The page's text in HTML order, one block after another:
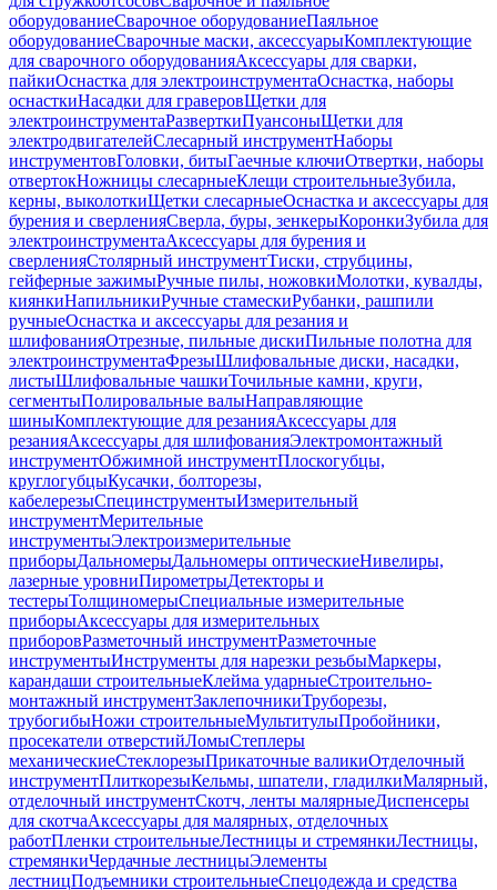
оборудованиеСварочное оборудованиеПаяльное
оборудованиеСварочные маски, аксессуарыКомплектующие
для сварочного оборудованияАксессуары для сварки,
пайкиОснастка для электроинструментаОснастка, наборы
оснасткиНасадки для граверовЩетки для
электроинструментаРазверткиПуансоныЩетки для
электродвигателейСлесарный инструментНаборы
инструментовГоловки, битыГаечные ключиОтвертки, наборы
отвертокНожницы слесарныеКлещи строительныеЗубила,
керны, выколоткиЩетки слесарныеОснастка и аксессуары для
бурения и сверленияСверла, буры, зенкерыКоронкиЗубила для
электроинструментаАксессуары для бурения и
сверленияСтолярный инструментТиски, струбцины,
гейферные зажимыРучные пилы, ножовкиМолотки, кувалды,
киянкиНапильникиРучные стамескиРубанки, рашпили
ручныеОснастка и аксессуары для резания и
шлифованияОтрезные, пильные дискиПильные полотна для
электроинструментаФрезыШлифовальные диски, насадки,
листыШлифовальные чашкиТочильные камни, круги,
сегментыПолировальные валыНаправляющие
шиныКомплектующие для резанияАксессуары для
резанияАксессуары для шлифованияЭлектромонтажный
инструментОбжимной инструментПлоскогубцы,
круглогубцыКусачки, болторезы,
кабелерезыСпецинструментыИзмерительный
инструментМерительные
инструментыЭлектроизмерительные
приборыДальномерыДальномеры оптическиеНивелиры,
лазерные уровниПирометрыДетекторы и
тестерыТолщиномерыСпециальные измерительные
приборыАксессуары для измерительных
приборовРазметочный инструментРазметочные
инструментыИнструменты для нарезки резьбыМаркеры,
карандаши строительныеКлейма ударныеСтроительно-
монтажный инструментЗаклепочникиТруборезы,
трубогибыНожи строительныеМультитулыПробойники,
просекатели отверстийЛомыСтеплеры
механическиеСтеклорезыПрикаточные валикиОтделочный
инструментПлиткорезыКельмы, шпатели, гладилкиМалярный,
отделочный инструментСкотч, ленты малярныеДиспенсеры
для скотчаАксессуары для малярных, отделочных
работПленки строительныеЛестницы и стремянкиЛестницы,
стремянкиЧердачные лестницыЭлементы
лестницПодъемники строительныеСпецодежда и средства